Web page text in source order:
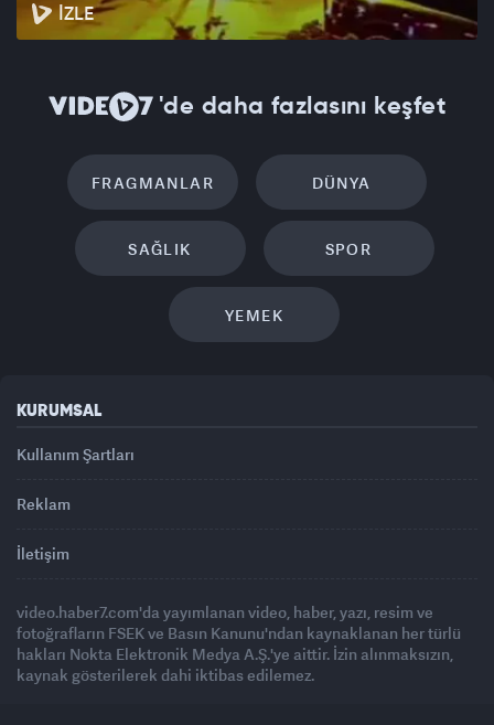
İZLE
'de daha fazlasını keşfet
FRAGMANLAR DÜNYA
SAĞLIK SPOR
YEMEK
KURUMSAL
Kullanım Şartları
Reklam
İletişim
video.haber7.com'da yayımlanan video, haber, yazı, resim ve
fotoğrafların FSEK ve Basın Kanunu'ndan kaynaklanan her türlü
hakları Nokta Elektronik Medya A.Ş.'ye aittir. İzin alınmaksızın,
kaynak gösterilerek dahi iktibas edilemez.